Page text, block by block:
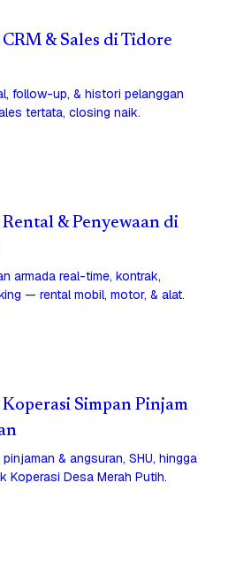
& Sales di Tidore
follow-up, & histori pelanggan
tertata, closing naik.
& Penyewaan di
armada real-time, kontrak,
— rental mobil, motor, & alat.
Simpan Pinjam
& angsuran, SHU, hingga
Koperasi Desa Merah Putih.